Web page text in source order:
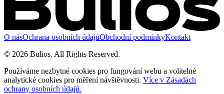
O násOchrana osobních údajůObchodní podmínkyKontakt
© 2026 Bulios. All Rights Reserved.
Používáme nezbytné cookies pro fungování webu a volitelné
analytické cookies pro měření návštěvnosti. Více v Zásadách
ochrany osobních údajů.